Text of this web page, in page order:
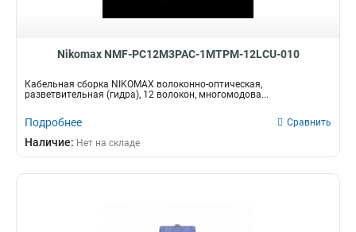
Nikomax NMF-PC12M3PAC-1MTPM-12LCU-010
Кабельная сборка NIKOMAX волоконно-оптическая,
разветвительная (гидра), 12 волокон, многомодова...
Подробнее Сравнить
Наличие: Нет на складе